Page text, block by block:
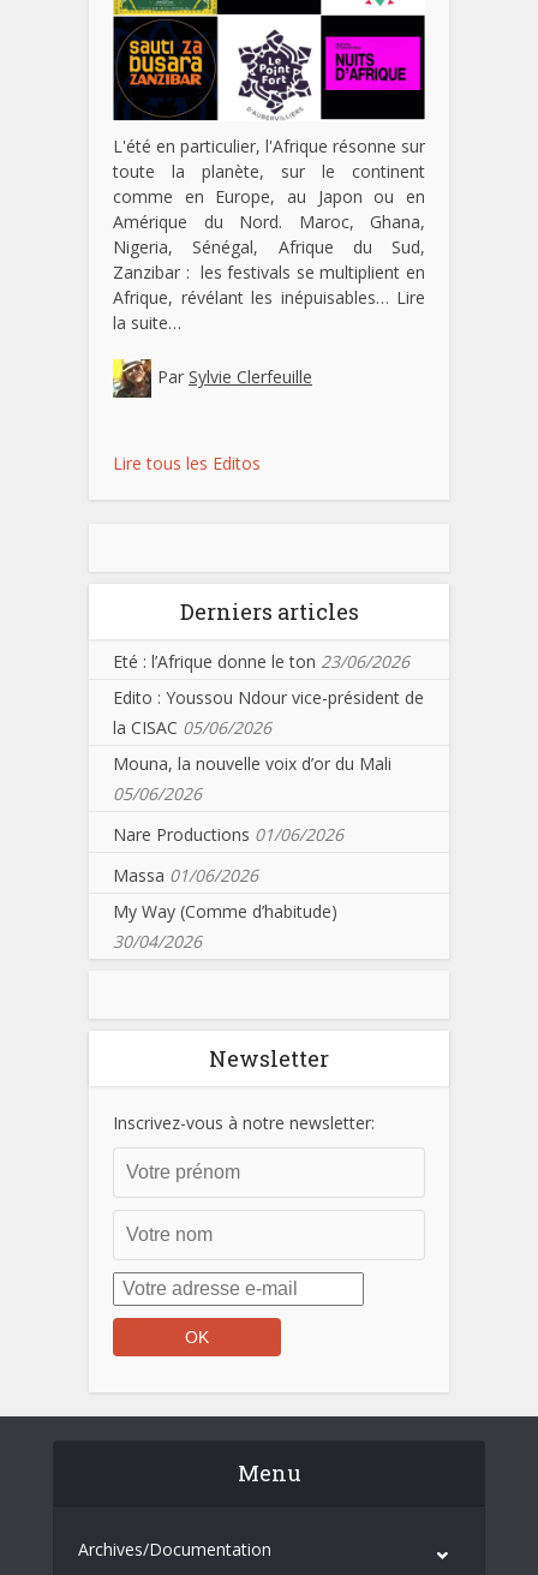
L'été en particulier, l'Afrique résonne sur
toute la planète, sur le continent
comme en Europe, au Japon ou en
Amérique du Nord. Maroc, Ghana,
Nigeria, Sénégal, Afrique du Sud,
Zanzibar : les festivals se multiplient en
Afrique, révélant les inépuisables… Lire
la suite…
Par Sylvie Clerfeuille
Lire tous les Editos
Derniers articles
Eté : l’Afrique donne le ton 23/06/2026
Edito : Youssou Ndour vice-président de
la CISAC 05/06/2026
Mouna, la nouvelle voix d’or du Mali
05/06/2026
Nare Productions 01/06/2026
Massa 01/06/2026
My Way (Comme d’habitude)
30/04/2026
Newsletter
Inscrivez-vous à notre newsletter:
Menu
Archives/Documentation